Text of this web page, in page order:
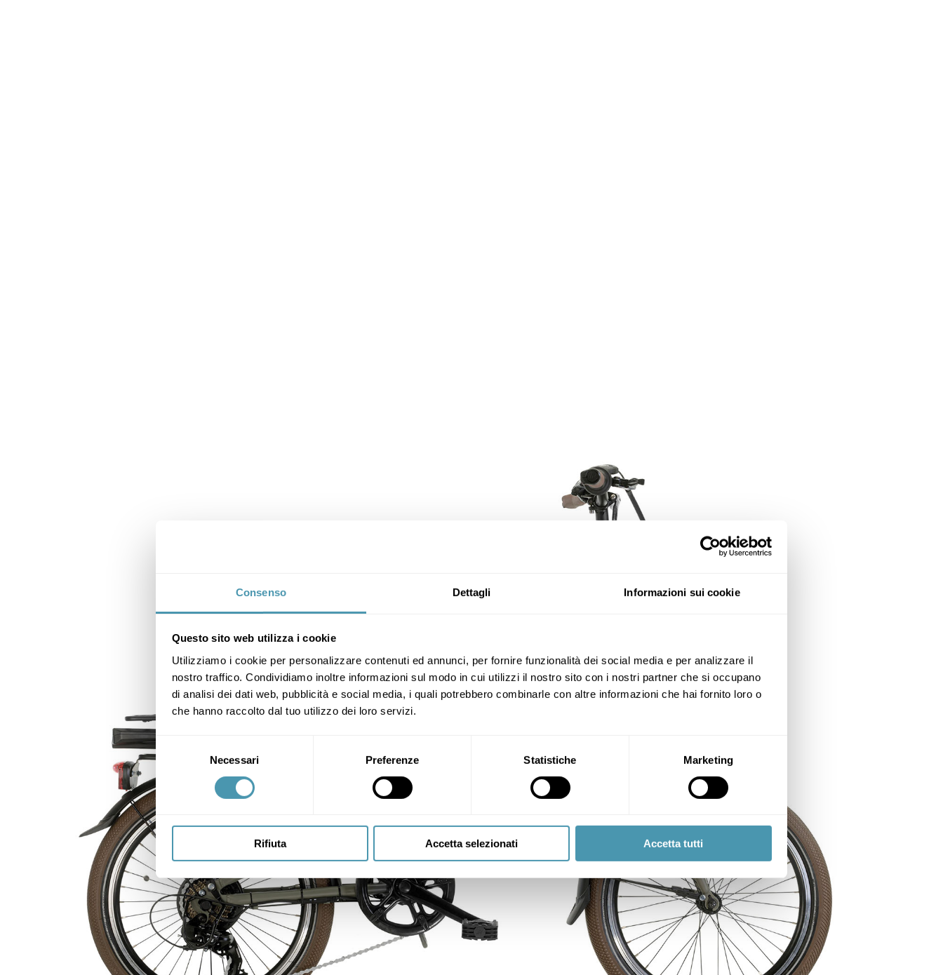
Consenso Dettagli Informazioni sui cookie
Questo sito web utilizza i cookie
Utilizziamo i cookie per personalizzare contenuti ed annunci, per fornire funzionalità dei social media e per analizzare il
nostro traffico. Condividiamo inoltre informazioni sul modo in cui utilizzi il nostro sito con i nostri partner che si occupano
di analisi dei dati web, pubblicità e social media, i quali potrebbero combinarle con altre informazioni che hai fornito loro o
che hanno raccolto dal tuo utilizzo dei loro servizi.
Selezione
del
consenso
Necessari Preferenze Statistiche Marketing
Rifiuta Accetta selezionati Accetta tutti